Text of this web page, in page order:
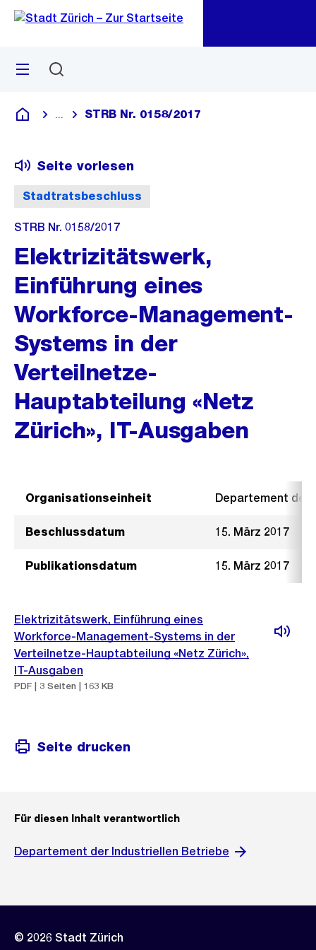
Navigation
Sprunglink
Menü
Deutsch
Blende alle Breadcrumbs ein
STRB Nr. 0158/2017
Stadtratsbeschluss
Seite vorlesen
STRB Nr. 0158/2017
Elektrizitätswerk,
Einführung eines
Workforce-Management-
Systems in der
Verteilnetze-
Hauptabteilung «Netz
Zürich», IT-Ausgaben
Organisationseinheit Departement der
Beschlussdatum 15. März 2017
Publikationsdatum 15. März 2017
Elektrizitätswerk, Einführung eines
Workforce-Management-Systems in der
Verteilnetze-Hauptabteilung «Netz Zürich»,
IT-Ausgaben
PDF | 3 Seiten | 163 KB
Seite drucken
Für diesen Inhalt verantwortlich
Departement der Industriellen Betriebe
© 2026 Stadt Zürich